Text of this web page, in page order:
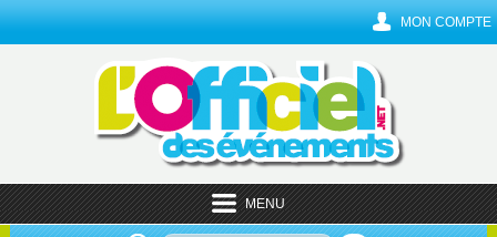
MON COMPTE
MENU